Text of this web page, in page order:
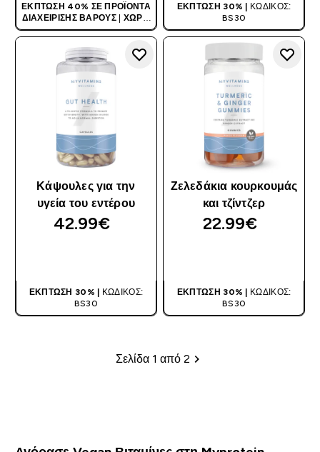
ΈΚΠΤΩΣΗ 40% ΣΕ ΠΡΟΪΌΝΤΑ
ΔΙΑΧΕΊΡΙΣΗΣ ΒΆΡΟΥΣ| ΧΩΡΊΣ
ΚΩΔΙΚΌ
ΈΚΠΤΩΣΗ 30% | ΚΩΔΙΚΌΣ:
BS30
Κάψουλες για την
υγεία του εντέρου
42.99€‎
ΈΚΠΤΩΣΗ 30% | ΚΩΔΙΚΌΣ:
BS30
Ζελεδάκια κουρκουμάς
και τζίντζερ
22.99€‎
ΈΚΠΤΩΣΗ 30% | ΚΩΔΙΚΌΣ:
BS30
Σελιδοποίηση
Σελίδα 1 από 2